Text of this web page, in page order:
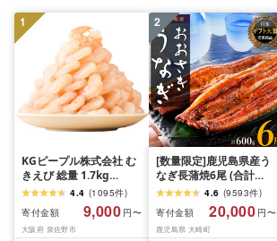
1
KGピープル株式会社 む
きえび 総量 1.7kg
(850g×2P) 特大 5Lサイ
ズ バナメイエビ バラ凍
結 下処理不要 サイズ不
揃い 訳あり
4.4 (1095件)
寄付金額
9,000 円〜
大阪府 泉佐野市
2
[数量限定]鹿児島県産う
なぎ長蒲焼6尾 (合計
600g以上)4.6 (9593件)
寄付金額
20,000 円〜
鹿児島県 大崎町